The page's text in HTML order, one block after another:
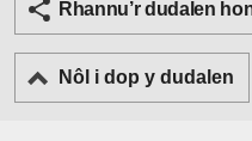
Rhannu’r dudalen
Nôl i dop y dudalen